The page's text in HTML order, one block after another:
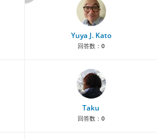
Yuya J. Kato
回答数： 0
Taku
回答数： 0